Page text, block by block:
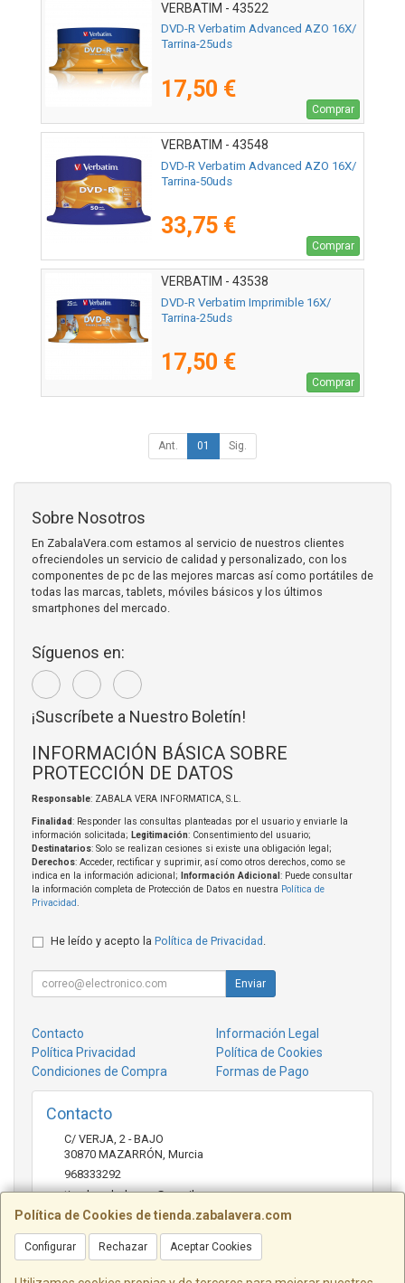
VERBATIM - 43522
DVD-R Verbatim Advanced AZO 16X/
Tarrina-25uds
17,50 €
Comprar
VERBATIM - 43548
DVD-R Verbatim Advanced AZO 16X/
Tarrina-50uds
33,75 €
Comprar
VERBATIM - 43538
DVD-R Verbatim Imprimible 16X/
Tarrina-25uds
17,50 €
Comprar
Ant. 01 Sig.
Política de Cookies de tienda.zabalavera.com
Configurar Rechazar Aceptar Cookies
Sobre Nosotros
En ZabalaVera.com estamos al servicio de nuestros clientes
ofreciendoles un servicio de calidad y personalizado, con los
componentes de pc de las mejores marcas así como portátiles de
todas las marcas, tablets, móviles básicos y los últimos
smartphones del mercado.
Síguenos en:
¡Suscríbete a Nuestro Boletín!
INFORMACIÓN BÁSICA SOBRE
PROTECCIÓN DE DATOS
Responsable: ZABALA VERA INFORMATICA, S.L.
Finalidad: Responder las consultas planteadas por el usuario y enviarle la
información solicitada; Legitimación: Consentimiento del usuario;
Destinatarios: Solo se realizan cesiones si existe una obligación legal;
Derechos: Acceder, rectificar y suprimir, así como otros derechos, como se
indica en la información adicional;
Información Adicional : Puede consultar
la información completa de Protección de Datos en nuestra Política de
Privacidad.
He leído y acepto la Política de Privacidad .
Enviar
Contacto
Información Legal
Política Privacidad
Política de Cookies
Condiciones de Compra
Formas de Pago
Contacto
C/ VERJA, 2 - BAJO
30870 MAZARRÓN, Murcia
968333292
tienda.zabalavera@gmail.com
Horario
9:30-14:00 y 17:30-20:00